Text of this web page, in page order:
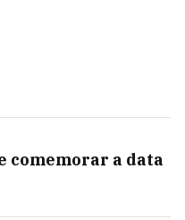
comemorar a data